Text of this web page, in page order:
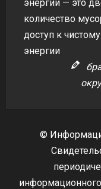
энергии — это
количество
доступ к
энергии
©